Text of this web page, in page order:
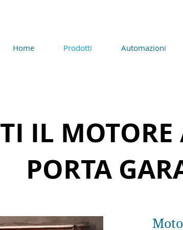
Home Prodotti Automazioni
IL
PORTA